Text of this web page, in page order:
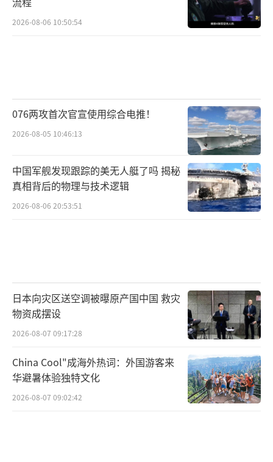
2026-08-06 10:50:54
076两攻首次官宣使用综合电推！
2026-08-05 10:46:13
中国军舰发现跟踪的美无人艇了吗 揭秘
真相背后的物理与技术逻辑
2026-08-06 20:53:51
日本向灾区送空调被曝原产国中国 救灾
物资成摆设
2026-08-07 09:17:28
China Cool"成海外热词：外国游客来
华避暑体验独特文化
2026-08-07 09:02:42